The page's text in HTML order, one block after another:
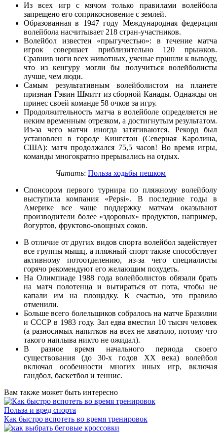
Из всех игр с мячом только правилами волейбола
запрещено его соприкосновение с землей.
Образованная в 1947 году Международная федерация
волейбола насчитывает 218 стран-участников.
Волейбол известен «прыгучестью»: в течение матча
игрок совершает приблизительно 120 прыжков.
Сравнив ноги всех животных, ученые пришли к выводу,
что из кенгуру могли бы получиться волейболисты
лучше, чем люди.
Самым результативным волейболистом на планете
признан Гэвин Шмитт из сборной Канады. Однажды он
принес своей команде 58 очков за игру.
Продолжительность матча в волейболе определяется не
неким временным отрезком, а достигнутым результатом.
Из-за чего матчи иногда затягиваются. Рекорд был
установлен в городе Кингстон (Северная Каролина,
США): матч продолжался 75,5 часов! Во время игры,
команды многократно прерывались на отдых.
Читать: Польза ходьбы пешком
Спонсором первого турнира по пляжному волейболу
выступила компания «Pepsi». В последние годы в
Америке все чаще поддержку матчам оказывают
производители более «здоровых» продуктов, например,
йогуртов, фруктово-овощных соков.
В отличие от других видов спорта волейбол задействует
все группы мышц, а пляжный спорт также способствует
активному потоотделению, из-за чего специалисты
горячо рекомендуют его желающим похудеть.
На Олимпиаде 1988 года волейболистов обязали брать
на матч полотенца и вытираться от пота, чтобы не
капали им на площадку. К счастью, это правило
отменили.
Больше всего болельщиков собралось на матче Бразилии
и СССР в 1983 году. Зал едва вместил 10 тысяч человек
(а разносимых напитков на всех не хватило, потому что
такого наплыва никто не ожидал).
В разное время начального периода своего
существования (до 30-х годов XX века) волейбол
включал особенности многих иных игр, включая
гандбол, баскетбол и теннис.
Вам также может быть интересно
Польза и вред спорта
Как быстро вспотеть во время тренировок